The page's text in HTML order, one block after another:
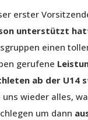
erster
unterstützt
einen
gerufene
ab der U14
uns wieder alles,
um dann